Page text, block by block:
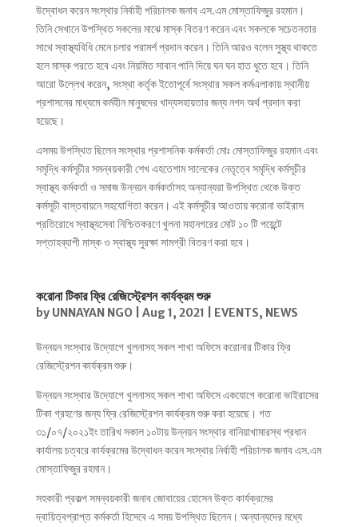
উদ্বোধন করেন সংস্থার নির্বাহী পরিচালক জনাব এস.এম মোস্তাফিজুর রহমান।
তিনি সেখানে উপস্থিত সকলের মাঝে মাস্ক বিতরণ করেন এবং সকলকে সচেতনতার
সাথে স্বাস্থ্যবিধি মেনে চলার পরামর্শ প্রদান করেন। তিনি আরও বলেন সুস্থ্য থাকতে
হলে মাস্ক পরতে হবে এবং নিয়মিত সাবান পানি দিয়ে ঘন ঘন হাত ধুতে হবে। তিনি
আরো উল্লেখ করেন, সংস্থা কর্তৃক ইতোপূর্বে সংস্থার সকল কর্মএলাকায় স্থানীয়
প্রশাসনের মাধ্যমে কর্মহীন মানুষদের খাদ্যসহায়তার জন্য নগদ অর্থ প্রদান করা
হয়েছে।
এসময় উপস্থিত ছিলেন সংস্থার প্রশাসনিক কর্মকর্তা মোঃ মোস্তাফিজুর রহমান এবং
সমৃদ্ধি কর্মসূচীর সমন্বয়কারী শেখ এহতেশাম সালেকের নেতৃত্বে সমৃদ্ধি কর্মসূচীর
স্বাস্থ্য কর্মকর্তা ও সমাজ উন্নয়ন কর্মকর্তাসহ অন্যান্যরা উপস্থিত থেকে উক্ত
কর্মসূচী বাস্তবায়নে সহযোগিতা করেন। এই কর্মসূচীর আওতায় করোনা ভাইরাস
প্রতিরোধে স্বাস্থ্যসেবা নিশ্চিতকরণে খুলনা মহানগরের মোট ১০ টি পয়েন্টে
সপ্তাহব্যাপী মাস্ক ও স্বাস্থ্য সুরক্ষা সামগ্রী বিতরণ করা হবে।
করোনা টিকার ফ্রি রেজিস্ট্রেশন কার্যক্রম শুরু
by UNNAYAN NGO| Aug 1, 2021 EVENTS, NEWS
উন্নয়ন সংস্থার উদ্যোগে খুলনাসহ সকল শাখা অফিসে করোনার টিকার ফ্রি
রেজিস্ট্রেশন কার্যক্রম শুরু।
উন্নয়ন সংস্থার উদ্যোগে খুলনাসহ সকল শাখা অফিসে একযোগে করোনা ভাইরাসের
টিকা গ্রহণের জন্য ফ্রি রেজিস্ট্রেশন কার্যক্রম শুরু করা হয়েছে। গত
৩১/০৭/২০২১ইং তারিখ সকাল ১০টায় উন্নয়ন সংস্থার বানিয়াখামারস্থ প্রধান
কার্যালয় চত্বরে কার্যক্রমের উদ্বোধন করেন সংস্থার নির্বাহী পরিচালক জনাব এস.এম
মোস্তাফিজুর রহমান।
সহকারী প্রকল্প সমন্বয়কারী জনাব জোবায়ের হোসেন উক্ত কার্যক্রমের
দ্বায়িত্বপ্রাপ্ত কর্মকর্তা হিসেবে এ সময় উপস্থিত ছিলেন। অন্যান্যদের মধ্যে